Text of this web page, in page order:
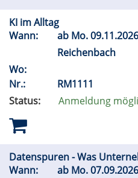
KI im Alltag
Wann:
ab Mo.
Reichenbach
Wo:
Nr.:
RM1111
Status:
Anmeldung
Datenspuren - Was
Wann:
ab Mo.